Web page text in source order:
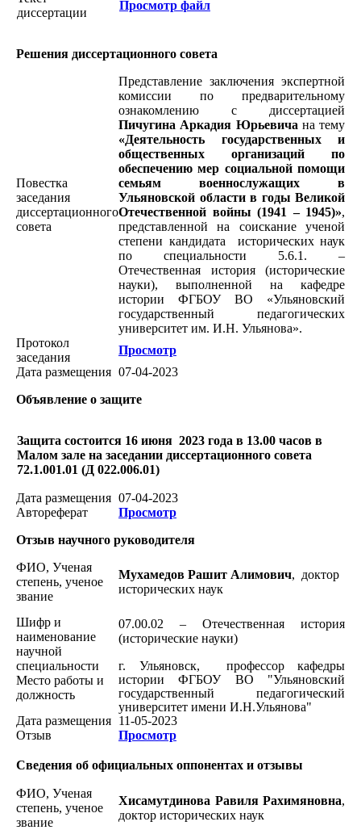
диссертации
Просмотр файл
Решения диссертационного совета
Повестка
заседания
диссертационного
совета
Представление заключения экспертной
комиссии по предварительному
ознакомлению с диссертацией
Пичугина Аркадия Юрьевича на тему
«Деятельность государственных и
общественных организаций по
обеспечению мер социальной помощи
семьям военнослужащих в
Ульяновской области в годы Великой
Отечественной войны (1941 – 1945)»,
представленной на соискание ученой
степени кандидата исторических наук
по специальности 5.6.1. –
Отечественная история (исторические
науки), выполненной на кафедре
истории ФГБОУ ВО «Ульяновский
государственный педагогических
университет им. И.Н. Ульянова».
Протокол
заседания
Просмотр
Дата размещения 07-04-2023
Объявление о защите
Защита состоится 16 июня 2023 года в 13.00 часов в
Малом зале на заседании диссертационного совета
72.1.001.01 (Д 022.006.01)
Дата размещения 07-04-2023
Автореферат
Просмотр
Отзыв научного руководителя
ФИО, Ученая
степень, ученое
звание
Мухамедов Рашит Алимович, доктор
исторических наук
Шифр и
наименование
научной
специальности
Место работы и
должность
07.00.02 – Отечественная история
(исторические науки)
г. Ульяновск, профессор кафедры
истории ФГБОУ ВО "Ульяновский
государственный педагогический
университет имени И.Н.Ульянова"
Дата размещения 11-05-2023
Отзыв
Просмотр
Сведения об официальных оппонентах и отзывы
ФИО, Ученая
степень, ученое
звание
Хисамутдинова Равиля Рахимяновна,
доктор исторических наук